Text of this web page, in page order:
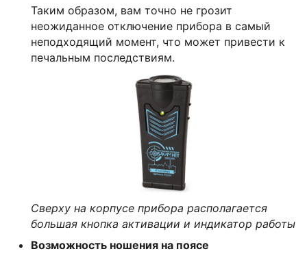
Таким образом, вам точно не грозит
неожиданное отключение прибора в самый
неподходящий момент, что может привести к
печальным последствиям.
Сверху на корпусе прибора располагается
большая кнопка активации и индикатор работы
Возможность ношения на поясе